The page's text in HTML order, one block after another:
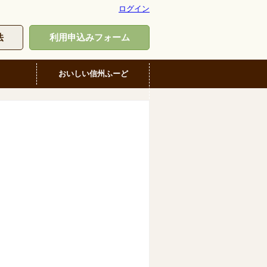
ログイン
利用申込みフォーム
おいしい信州ふーど